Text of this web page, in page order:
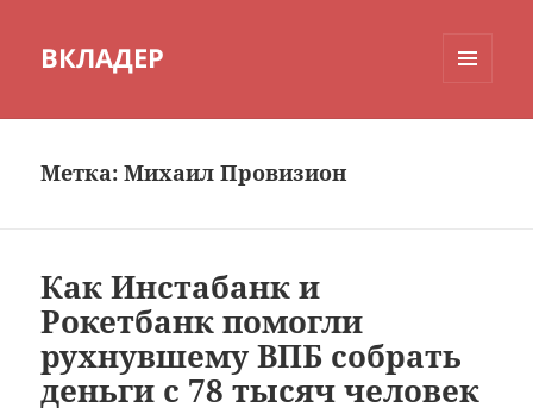
ВКЛАДЕР
Метка:Михаил Провизион
Как Инстабанк и
Рокетбанк помогли
рухнувшему ВПБ собрать
деньги с 78 тысяч человек